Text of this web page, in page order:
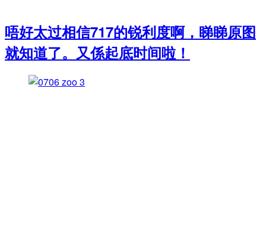
唔好太过相信717的锐利度啊，睇睇原图
就知道了。又係起底时间啦！